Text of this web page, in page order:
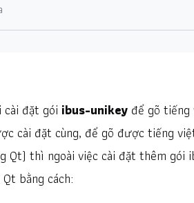
đặt gói ibus-unikeyđể gõ tiếng
cài đặt cùng, để gõ được tiếng
Qt) thì ngoài việc cài đặt thêm gói
bằng cách: